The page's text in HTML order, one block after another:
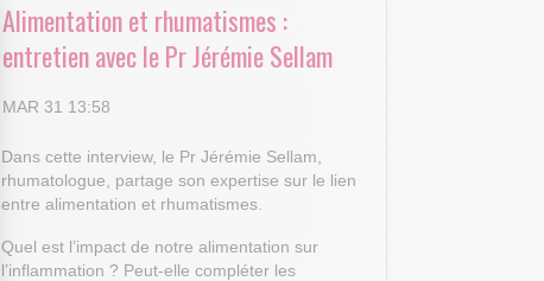
Alimentation et rhumatismes :
entretien avec le Pr Jérémie Sellam
MAR 31 13:58
Dans cette interview, le Pr Jérémie Sellam,
rhumatologue, partage son expertise sur le lien
entre alimentation et rhumatismes.
Quel est l’impact de notre alimentation sur
l’inflammation ? Peut-elle compléter les